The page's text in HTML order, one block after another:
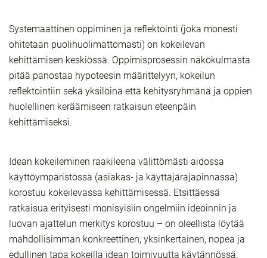
Systemaattinen oppiminen ja reflektointi (joka monesti
ohitetaan puolihuolimattomasti) on kokeilevan
kehittämisen keskiössä. Oppimisprosessin näkökulmasta
pitää panostaa hypoteesin määrittelyyn, kokeilun
reflektointiin sekä yksilöinä että kehitysryhmänä ja oppien
huolellinen keräämiseen ratkaisun eteenpäin
kehittämiseksi.
Idean kokeileminen raakileena välittömästi aidossa
käyttöympäristössä (asiakas- ja käyttäjärajapinnassa)
korostuu kokeilevassa kehittämisessä. Etsittäessä
ratkaisua erityisesti monisyisiin ongelmiin ideoinnin ja
luovan ajattelun merkitys korostuu – on oleellista löytää
mahdollisimman konkreettinen, yksinkertainen, nopea ja
edullinen tapa kokeilla idean toimivuutta käytännössä.